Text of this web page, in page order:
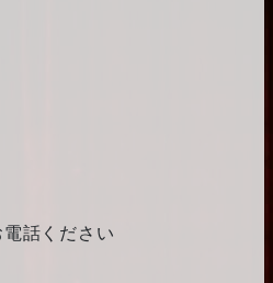
話ください